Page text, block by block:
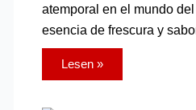
atemporal en el mundo
esencia de frescura y
Lesen »